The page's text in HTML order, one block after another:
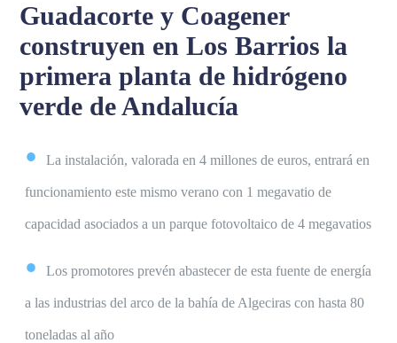
Guadacorte y Coagener
construyen en Los Barrios la
primera planta de hidrógeno
verde de Andalucía
La instalación, valorada en 4 millones de euros, entrará en
funcionamiento este mismo verano con 1 megavatio de
capacidad asociados a un parque fotovoltaico de 4 megavatios
Los promotores prevén abastecer de esta fuente de energía
a las industrias del arco de la bahía de Algeciras con hasta 80
toneladas al año